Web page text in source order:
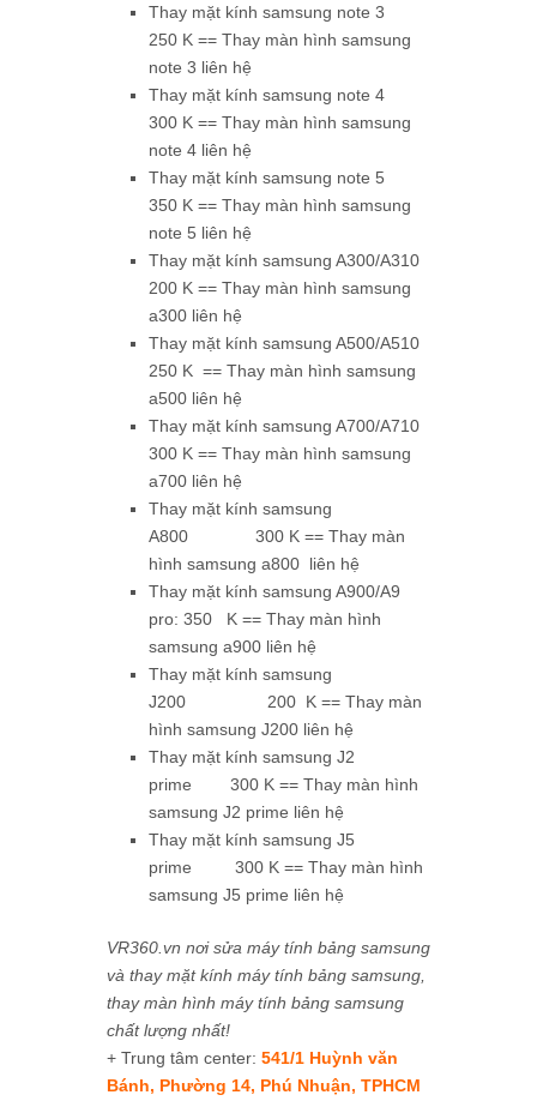
Thay mặt kính samsung note 3
250 K == Thay màn hình samsung
note 3 liên hệ
Thay mặt kính samsung note 4
300 K == Thay màn hình samsung
note 4 liên hệ
Thay mặt kính samsung note 5
350 K == Thay màn hình samsung
note 5 liên hệ
Thay mặt kính samsung A300/A310
200 K == Thay màn hình samsung
a300 liên hệ
Thay mặt kính samsung A500/A510
250 K == Thay màn hình samsung
a500 liên hệ
Thay mặt kính samsung A700/A710
300 K == Thay màn hình samsung
a700 liên hệ
Thay mặt kính samsung
A800 300 K == Thay màn
hình samsung a800 liên hệ
Thay mặt kính samsung A900/A9
pro: 350 K == Thay màn hình
samsung a900 liên hệ
Thay mặt kính samsung
J200 200 K == Thay màn
hình samsung J200 liên hệ
Thay mặt kính samsung J2
prime 300 K == Thay màn hình
samsung J2 prime liên hệ
Thay mặt kính samsung J5
prime 300 K == Thay màn hình
samsung J5 prime liên hệ
VR360.vn nơi sửa máy tính bảng samsung
và thay mặt kính máy tính bảng samsung,
thay màn hình máy tính bảng samsung
chất lượng nhất!
+ Trung tâm center: 541/1 Huỳnh văn
Bánh, Phường 14, Phú Nhuận, TPHCM